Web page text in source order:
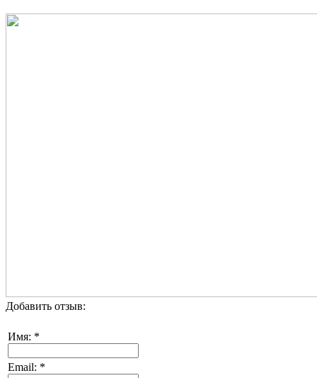
Добавить отзыв:
Имя: *
Email: *